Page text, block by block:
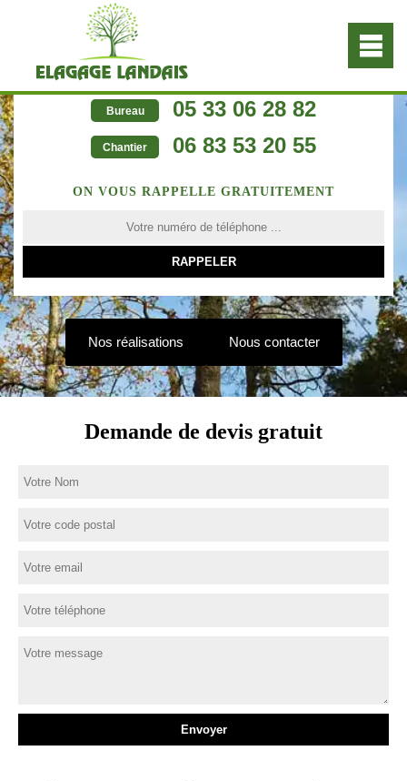
Bureau 05 33 06 28 82
Chantier 06 83 53 20 55
ON VOUS RAPPELLE GRATUITEMENT
Nos réalisations Nous contacter
Demande de devis gratuit